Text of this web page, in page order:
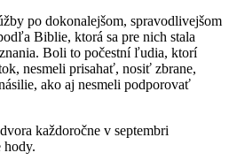
po dokonalejšom, spravodlivejšom
Biblie, ktorá sa pre nich stala
Boli to počestní ľudia, ktorí
nesmeli prisahať, nosiť zbrane,
ako aj nesmeli podporovať
každoročne v septembri
hody.